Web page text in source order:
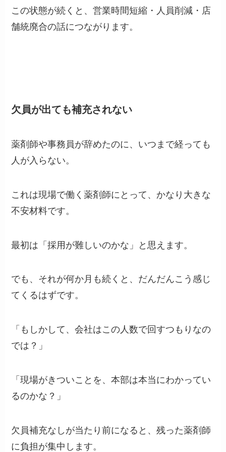
この状態が続くと、営業時間短縮・人員削減・店
舗統廃合の話につながります。
欠員が出ても補充されない
薬剤師や事務員が辞めたのに、いつまで経っても
人が入らない。
これは現場で働く薬剤師にとって、かなり大きな
不安材料です。
最初は「採用が難しいのかな」と思えます。
でも、それが何か月も続くと、だんだんこう感じ
てくるはずです。
「もしかして、会社はこの人数で回すつもりなの
では？」
「現場がきついことを、本部は本当にわかってい
るのかな？」
欠員補充なしが当たり前になると、残った薬剤師
に負担が集中します。